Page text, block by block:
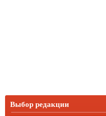
Выбор редакции